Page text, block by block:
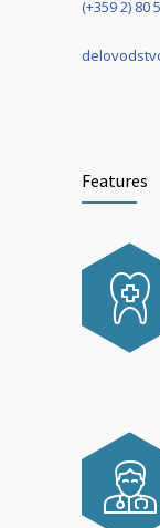
(+359 2) 80
Features